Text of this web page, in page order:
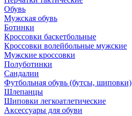
Обувь
Мужская обувь
Ботинки
Кроссовки баскетбольные
Кроссовки волейбольные мужские
Мужские кроссовки
Полуботинки
Сандалии
Футбольная обувь (бутсы, шиповки)
Шлепанцы
Шиповки легкоатлетические
Аксессуары для обуви